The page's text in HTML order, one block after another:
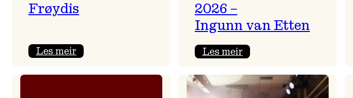
Frøydis
Les meir:
frå
2026 –
Ingunn van Etten
Les meir:
2026
–